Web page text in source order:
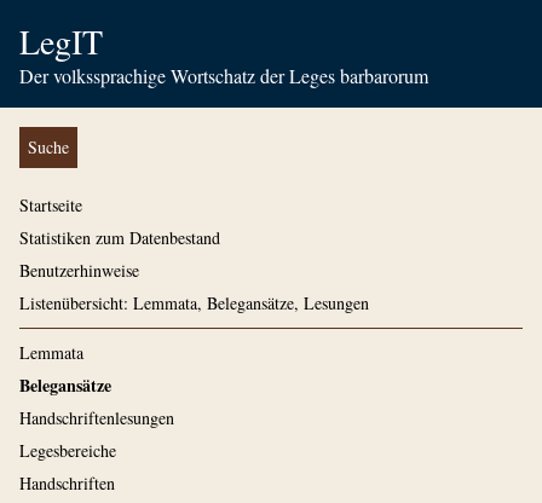
LegIT
Der volkssprachige Wortschatz der Leges barbarorum
Suche
Startseite
Statistiken zum Datenbestand
Benutzerhinweise
Listenübersicht: Lemmata, Belegansätze, Lesungen
Lemmata
Belegansätze
Handschriftenlesungen
Legesbereiche
Handschriften